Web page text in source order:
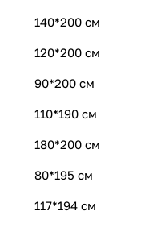
140*200 см
120*200 см
90*200 см
110*190 см
180*200 см
80*195 см
117*194 см